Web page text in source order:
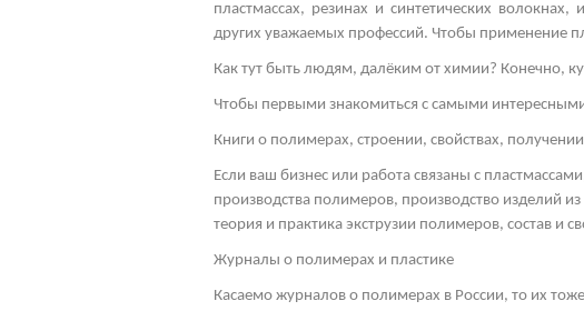
пластмассах, резинах и синтетических
других уважаемых профессий. Чтобы применение
Как тут быть людям, далёким от химии? Конечно,
Чтобы первыми знакомиться с самыми
Книги о полимерах, строении, свойствах,
Если ваш бизнес или работа связаны с
производства полимеров, производство изделий
теория и практика экструзии полимеров, состав и
Журналы о полимерах и пластике
Касаемо журналов о полимерах в России, то их